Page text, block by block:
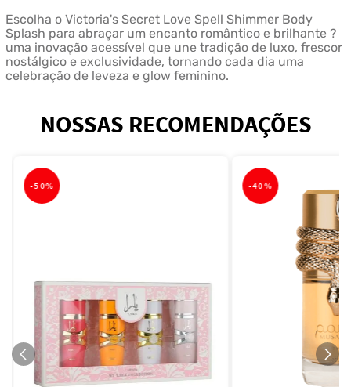
Escolha o Victoria's Secret Love Spell Shimmer Body
Splash para abraçar um encanto romântico e brilhante ?
uma inovação acessível que une tradição de luxo, frescor
nostálgico e exclusividade, tornando cada dia uma
celebração de leveza e glow feminino.
NOSSAS RECOMENDAÇÕES
-50% -40%